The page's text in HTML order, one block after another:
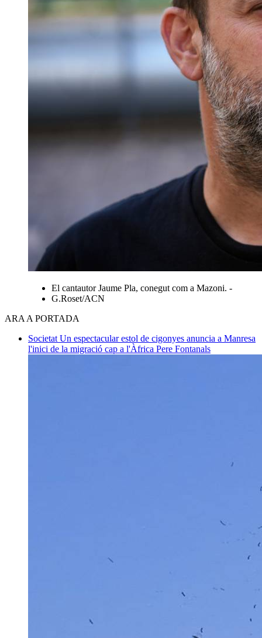
El cantautor Jaume Pla, conegut com a Mazoni. -
G.Roset/ACN
ARA A PORTADA
Societat Un espectacular estol de cigonyes anuncia a Manresa
l'inici de la migració cap a l'Àfrica Pere Fontanals